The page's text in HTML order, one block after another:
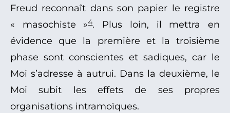
Freud reconnaît dans son papier le registre
« masochiste »4. Plus loin, il mettra en
évidence que la première et la troisième
phase sont conscientes et sadiques, car le
Moi s’adresse à autrui. Dans la deuxième, le
Moi subit les effets de ses propres
organisations intramoïques.